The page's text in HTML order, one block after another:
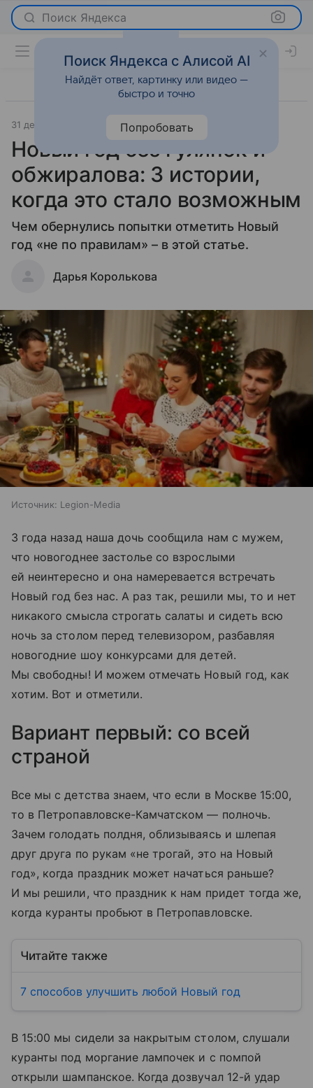
Поиск Яндекса
31 декабря 2023 Отношения
Новый год без гулянок и
обжиралова: 3 истории,
когда это стало возможным
Чем обернулись попытки отметить Новый
год «не по правилам» – в этой статье.
Дарья Королькова
Источник: Legion-Media
3 года назад наша дочь сообщила нам с мужем,
что новогоднее застолье со взрослыми
ей неинтересно и она намеревается встречать
Новый год без нас. А раз так, решили мы, то и нет
никакого смысла строгать салаты и сидеть всю
ночь за столом перед телевизором, разбавляя
новогодние шоу конкурсами для детей.
Мы свободны! И можем отмечать Новый год, как
хотим. Вот и отметили.
Вариант первый: со всей
страной
Все мы с детства знаем, что если в Москве 15:00,
то в Петропавловске-Камчатском — полночь.
Зачем голодать полдня, облизываясь и шлепая
друг друга по рукам «не трогай, это на Новый
год», когда праздник может начаться раньше?
И мы решили, что праздник к нам придет тогда же,
когда куранты пробьют в Петропавловске.
Читайте также
7 способов улучшить любой Новый год
В 15:00 мы сидели за накрытым столом, слушали
куранты под моргание лампочек и с помпой
открыли шампанское. Когда дозвучал 12-й удар
Поиск Яндекса с Алисой AI
Найдёт ответ, картинку или видео —
быстро и точно
Попробовать